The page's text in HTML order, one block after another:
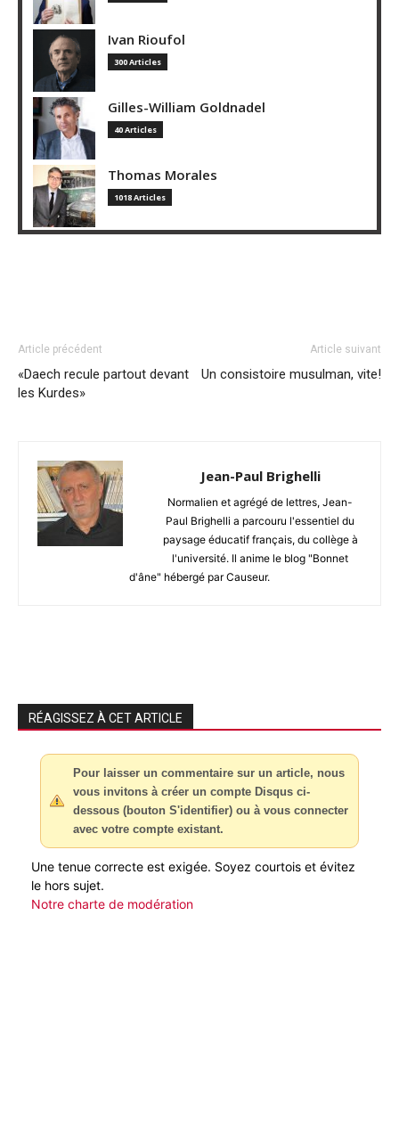
Ivan Rioufol
300 Articles
Gilles-William Goldnadel
40 Articles
Thomas Morales
1018 Articles
Article précédent
«Daech recule partout devant
les Kurdes»
Article suivant
Un consistoire musulman, vite!
Jean-Paul Brighelli
Normalien et agrégé de lettres, Jean-
Paul Brighelli a parcouru l'essentiel du
paysage éducatif français, du collège à
l'université. Il anime le blog "Bonnet
d'âne" hébergé par Causeur.
RÉAGISSEZ À CET ARTICLE
Pour laisser un commentaire sur un article, nous
vous invitons à créer un compte Disqus ci-
dessous (bouton S'identifier) ou à vous connecter
avec votre compte existant.
Une tenue correcte est exigée. Soyez courtois et évitez
le hors sujet.
Notre charte de modération